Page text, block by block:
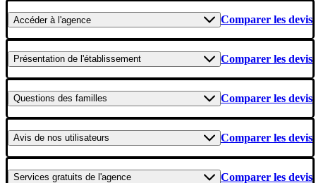
Accéderà l'agence Comparer les devis
Présentation de l'établissement Comparer les devis
Questions des familles Comparer les devis
Avis de nos utilisateurs Comparer les devis
Services gratuits de l'agence Comparer les devis